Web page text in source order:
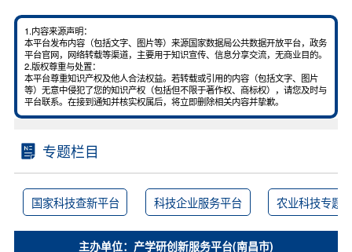
1.内容来源声明：
本平台发布内容（包括文字、图片等）来源国家数据局公共数据开放平台，政务
平台官网，网络转载等渠道，主要用于知识宣传、信息分享交流，无商业目的。
2.版权尊重与处置：
本平台尊重知识产权及他人合法权益。若转载或引用的内容（包括文字、图片
等）无意中侵犯了您的知识产权（包括但不限于著作权、商标权），请您及时与
平台联系。在接到通知并核实权属后，将立即删除相关内容并挚歉。
专题栏目
国家科技查新平台 科技企业服务平台 农业科技专题
主办单位：产学研创新服务平台(南昌市)